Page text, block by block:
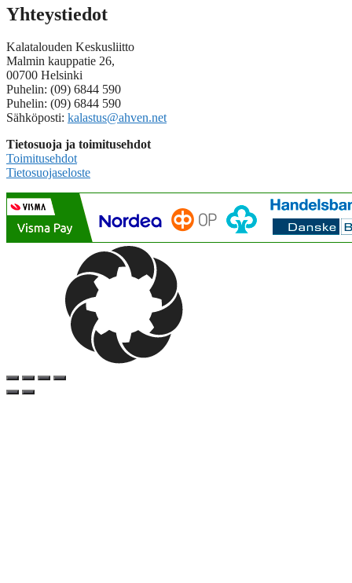
Yhteystiedot
Kalatalouden Keskusliitto
Malmin kauppatie 26,
00700 Helsinki
Puhelin: (09) 6844 590
Puhelin: (09) 6844 590
Sähköposti: kalastus@ahven.net
Tietosuoja ja toimitusehdot
Toimitusehdot
Tietosuojaseloste